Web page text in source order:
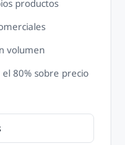
productos
volumen
80% sobre precio